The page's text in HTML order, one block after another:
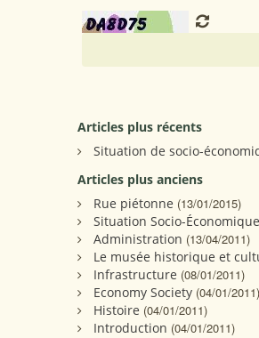
Articles plus récents
Situation de socio-
Articles plus anciens
Rue piétonne (13/01/2015)
Situation Socio-Économique
Administration (13/04/2011)
Le musée historique et
Infrastructure (08/01/2011)
Economy Society (04/01/2011)
Histoire (04/01/2011)
Introduction (04/01/2011)